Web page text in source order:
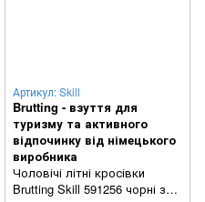
Артикул: Skill
Brutting - взуття для
туризму та активного
відпочинку від німецького
виробника
Чоловічі літні кросівки
Brutting Skill 591256 чорні з